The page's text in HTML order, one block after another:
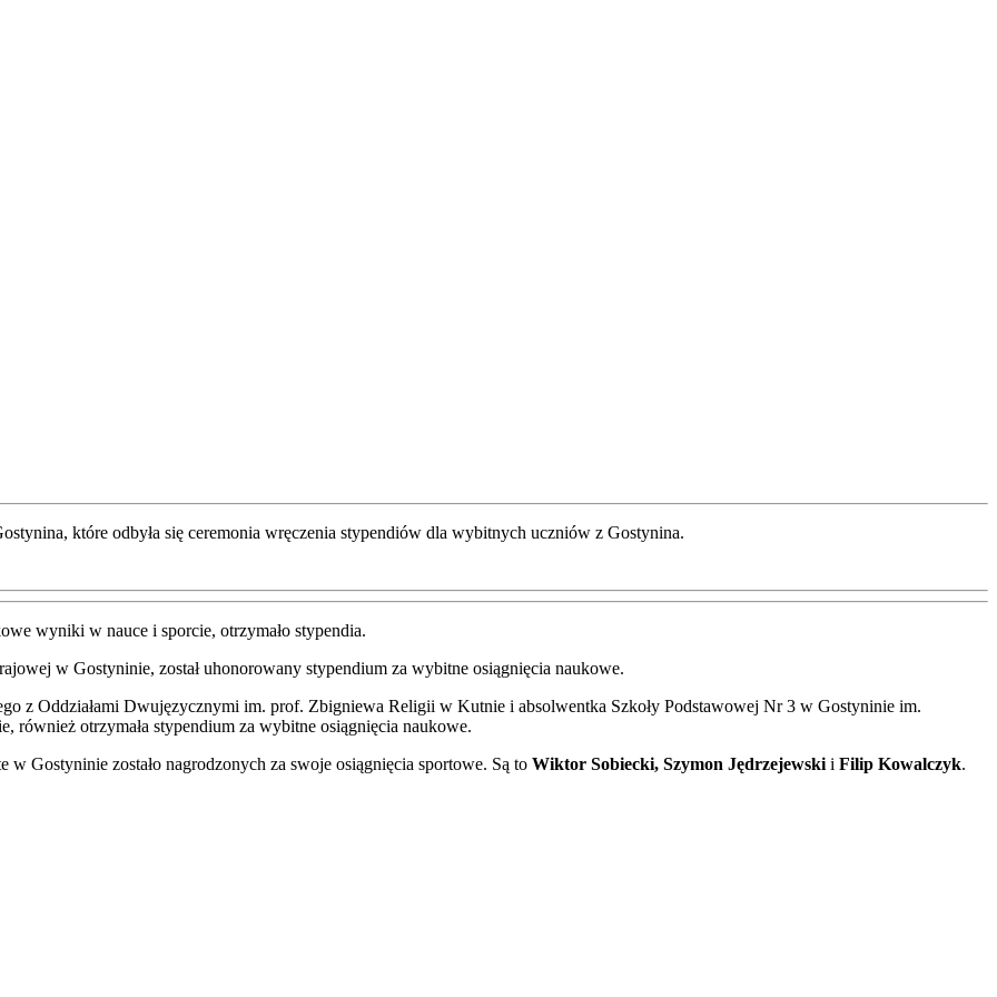
które odbyła się ceremonia wręczenia stypendiów dla wybitnych uczniów z Gostynina.
wyniki w nauce i sporcie, otrzymało stypendia.
w Gostyninie, został uhonorowany stypendium za wybitne osiągnięcia naukowe.
z Oddziałami Dwujęzycznymi im. prof. Zbigniewa Religii w Kutnie i absolwentka Szkoły Podstawowej Nr 3 w Gostyninie im.
również otrzymała stypendium za wybitne osiągnięcia naukowe.
Gostyninie zostało nagrodzonych za swoje osiągnięcia sportowe. Są to Wiktor Sobiecki, Szymon Jędrzejewski i Filip Kowalczyk.